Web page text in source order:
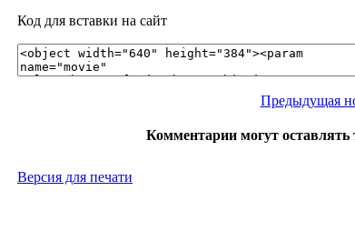
Код для вставки на сайт
Предыдущая
Комментарии могут оставлять
Версия для печати